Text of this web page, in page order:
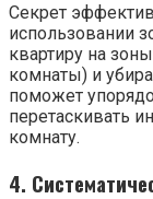
Секрет
использовании
квартиру на
комнаты) и
поможет
перетаскивать
комнату.
4.